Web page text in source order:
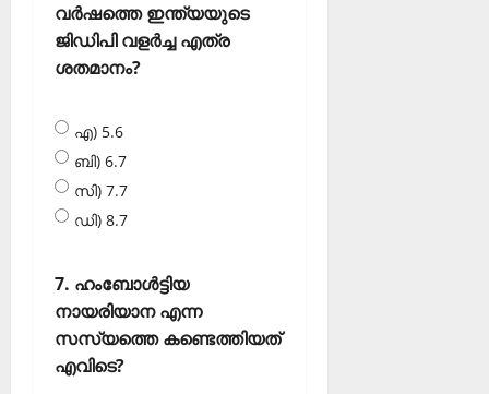
വർഷത്തെ ഇന്ത്യയുടെ
ജിഡിപി വളർച്ച എത്ര
ശതമാനം?
എ) 5.6
ബി) 6.7
സി) 7.7
ഡി) 8.7
7. ഹംബോൾട്ടിയ
നായരിയാന എന്ന
സസ്യത്തെ കണ്ടെത്തിയത്
എവിടെ?